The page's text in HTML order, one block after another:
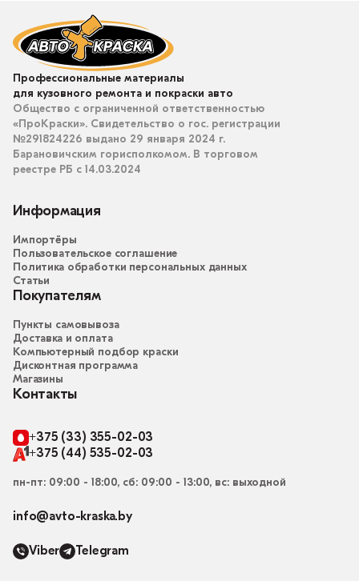
Профессиональные материалы
для кузовного ремонта и покраски авто
Общество с ограниченной ответственностью
«ПроКраски». Свидетельство о гос. регистрации
№291824226 выдано 29 января 2024 г.
Барановичским горисполкомом. В торговом
реестре РБ с 14.03.2024
Информация
Импортёры
Пользовательское соглашение
Политика обработки персональных данных
Статьи
Покупателям
Пункты самовывоза
Доставка и оплата
Компьютерный подбор краски
Дисконтная программа
Магазины
Контакты
+375 (33) 355-02-03
+375 (44) 535-02-03
пн-пт: 09:00 - 18:00, сб: 09:00 - 13:00, вс: выходной
info@avto-kraska.by
Viber Telegram